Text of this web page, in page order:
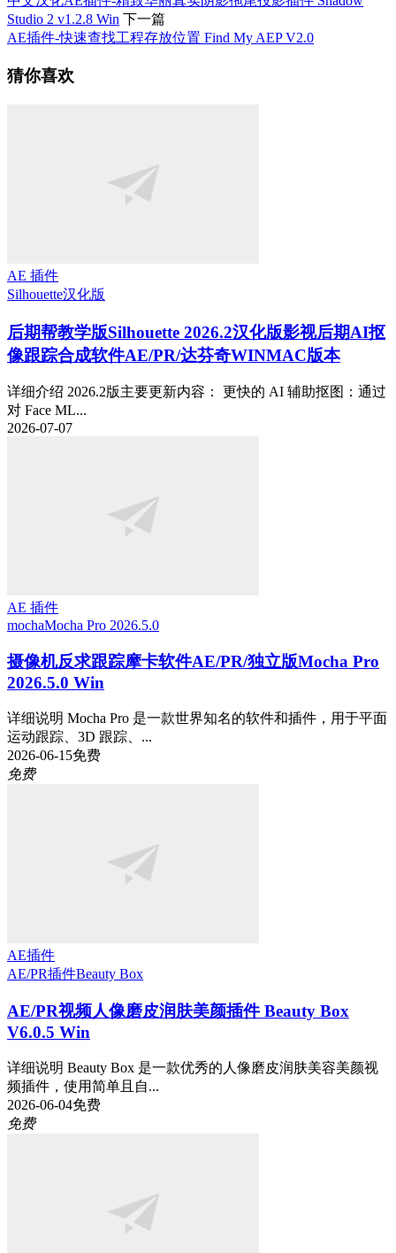
Studio 2 v1.2.8 Win 下一篇
AE插件-快速查找工程存放位置 Find My AEP V2.0
猜你喜欢
AE 插件
Silhouette汉化版
后期帮教学版Silhouette 2026.2汉化版影视后期AI抠
像跟踪合成软件AE/PR/达芬奇WINMAC版本
详细介绍 2026.2版主要更新内容： 更快的 AI 辅助抠图：通过
对 Face ML...
2026-07-07
AE 插件
mochaMocha Pro 2026.5.0
摄像机反求跟踪摩卡软件AE/PR/独立版Mocha Pro
2026.5.0 Win
详细说明 Mocha Pro 是一款世界知名的软件和插件，用于平面
运动跟踪、3D 跟踪、...
2026-06-15免费
免费
AE插件
AE/PR插件Beauty Box
AE/PR视频人像磨皮润肤美颜插件 Beauty Box
V6.0.5 Win
详细说明 Beauty Box 是一款优秀的人像磨皮润肤美容美颜视
频插件，使用简单且自...
2026-06-04免费
免费